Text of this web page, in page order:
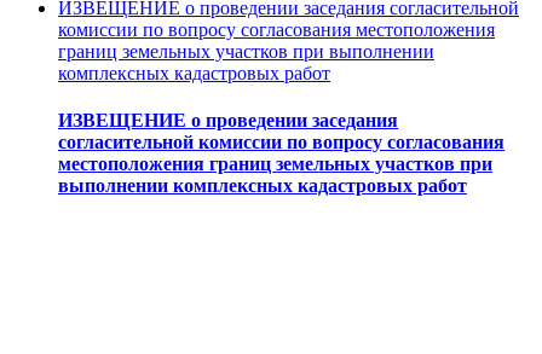
ИЗВЕЩЕНИЕ о проведении заседания согласительной
комиссии по вопросу согласования местоположения
границ земельных участков при выполнении
комплексных кадастровых работ
ИЗВЕЩЕНИЕ о проведении заседания
согласительной комиссии по вопросу согласования
местоположения границ земельных участков при
выполнении комплексных кадастровых работ